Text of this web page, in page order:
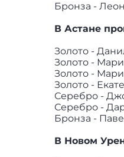
Бронза -
В Астане
Золото -
Золото -
Золото -
Золото -
Серебро -
Серебро -
Бронза -
В Новом